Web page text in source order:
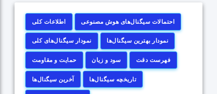
اطلاعات کلی احتمالات سیگنال‌های هوش مصنوعی
نمودار سیگنال‌های کلی نمودار بهترین سیگنال‌ها
حمایت و مقاومت سود و زیان فهرست دقت
آخرین سیگنال‌ها تاریخچه سیگنال‌ها